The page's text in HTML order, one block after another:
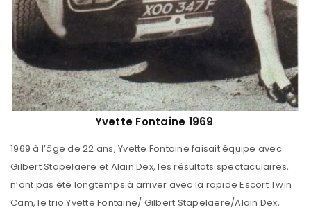
Yvette Fontaine 1969
1969 à l’âge de 22 ans, Yvette Fontaine faisait équipe avec
Gilbert Stapelaere et Alain Dex, les résultats spectaculaires,
n’ont pas été longtemps à arriver avec la rapide Escort Twin
Cam, le trio Yvette Fontaine/ Gilbert Stapelaere/Alain Dex,